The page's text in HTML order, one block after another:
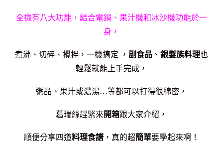
全機有八大功能，結合電鍋、果汁機和冰沙機功能於一
身，
煮沸、切碎、攪拌，一機搞定 ， 副食品 、 銀髮族料理也
輕鬆就能上手完成，
粥品、果汁或濃湯…等都可以打得很綿密，
葛瑞絲趕緊來 開箱跟大家介紹，
順便分享四道料理食譜 ，真的超簡單要學起來啊！